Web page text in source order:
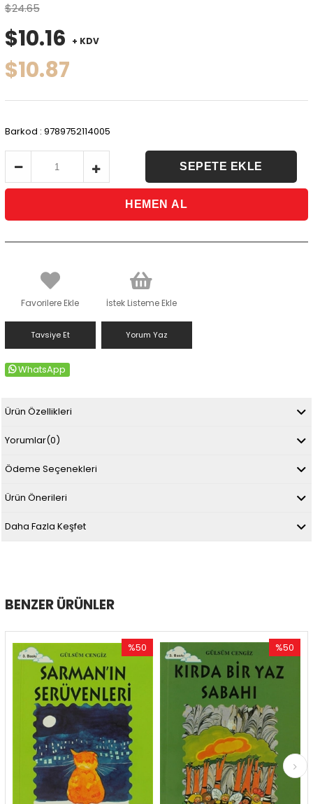
$24.65
$10.16 + KDV
$10.87
Barkod : 9789752114005
Favorilere Ekle İstek Listeme Ekle
Tavsiye Et Yorum Yaz
WhatsApp
Ürün Özellikleri
Yorumlar(0)
Ödeme Seçenekleri
Ürün Önerileri
Daha Fazla Keşfet
BENZER ÜRÜNLER
İndirim
%50İndirim
%50
İndirim
%50İndirim